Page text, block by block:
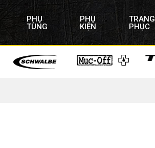
PHỤ
TÙNG
PHỤ
KIỆN
TRANG
PHỤC